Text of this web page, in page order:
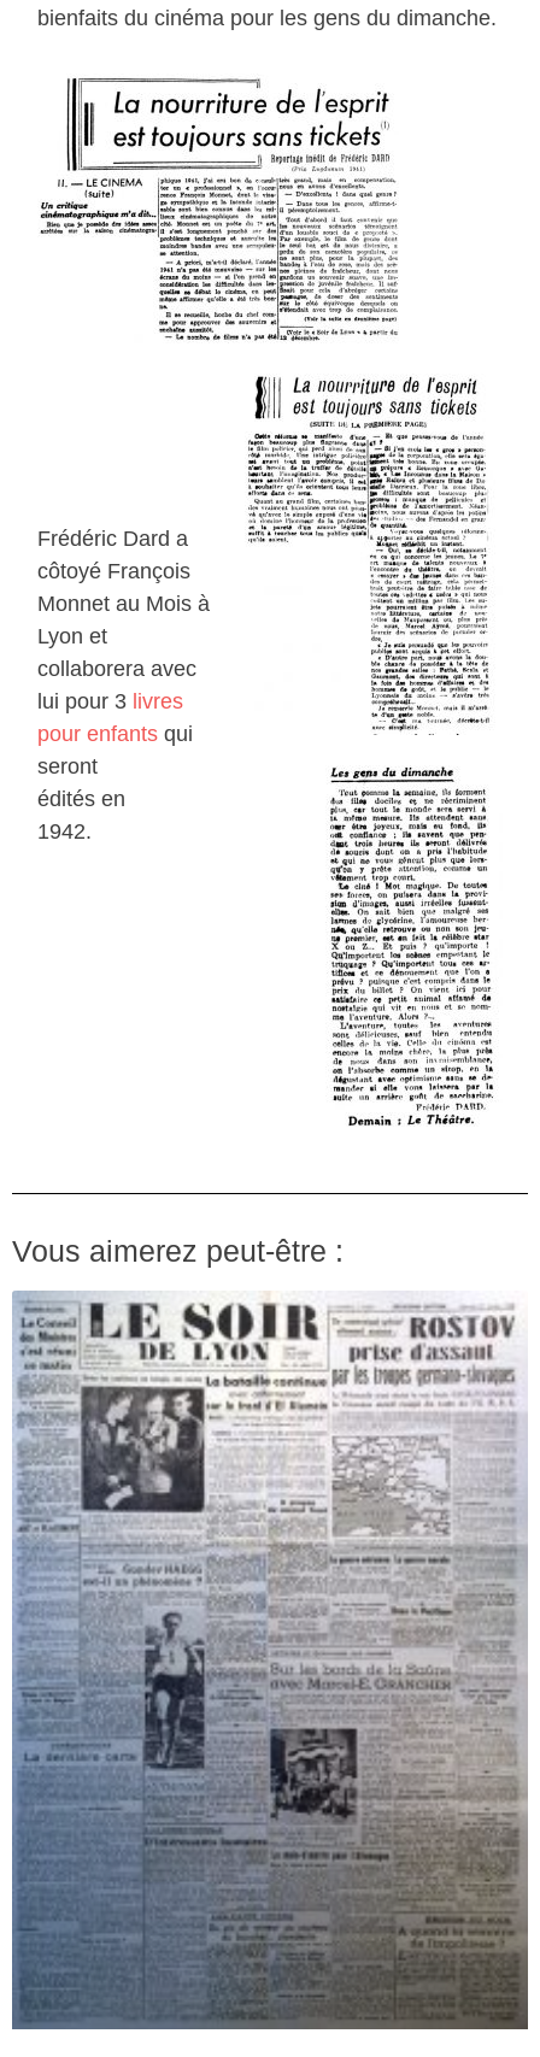
bienfaits du cinéma pour les gens du dimanche.
Frédéric Dard a
côtoyé François
Monnet au Mois à
Lyon et
collaborera avec
lui pour 3 livres
pour enfants qui
seront
édités en
1942.
Vous aimerez peut-être :